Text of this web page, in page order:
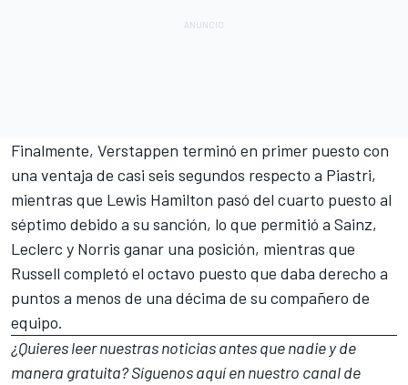
Finalmente, Verstappen terminó en primer puesto con
una ventaja de casi seis segundos respecto a Piastri,
mientras que Lewis Hamilton pasó del cuarto puesto al
séptimo debido a su sanción, lo que permitió a Sainz,
Leclerc y Norris ganar una posición, mientras que
Russell completó el octavo puesto que daba derecho a
puntos a menos de una décima de su compañero de
equipo.
¿Quieres leer nuestras noticias antes que nadie y de
manera gratuita? Síguenosaquí en nuestro canal de